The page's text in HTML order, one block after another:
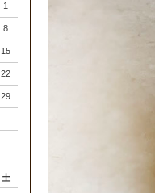
1
8
15
22
29
土